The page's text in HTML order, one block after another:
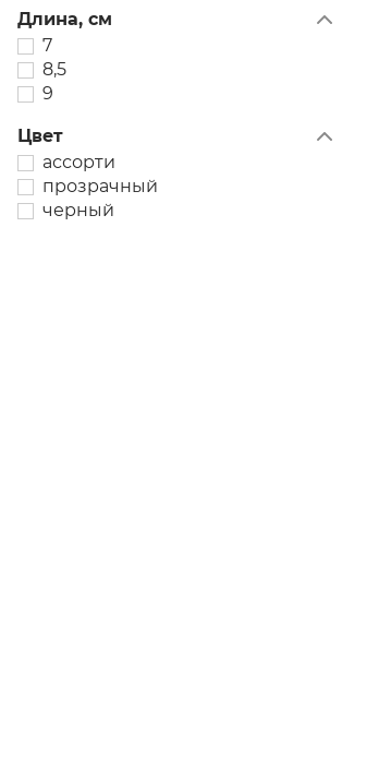
Длина, см
7
8,5
9
Цвет
ассорти
прозрачный
черный